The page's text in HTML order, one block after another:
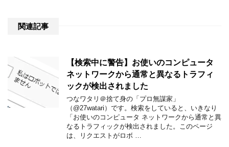
関連記事
【検索中に警告】お使いのコンピュータ
ネットワークから通常と異なるトラフィ
ックが検出されました
つなワタリ＠捨て身の「プロ無謀家」
（@27watari）です。検索をしていると、いきなり
「お使いのコンピュータ ネットワークから通常と異
なるトラフィックが検出されました。このページ
は、リクエストがロボ …